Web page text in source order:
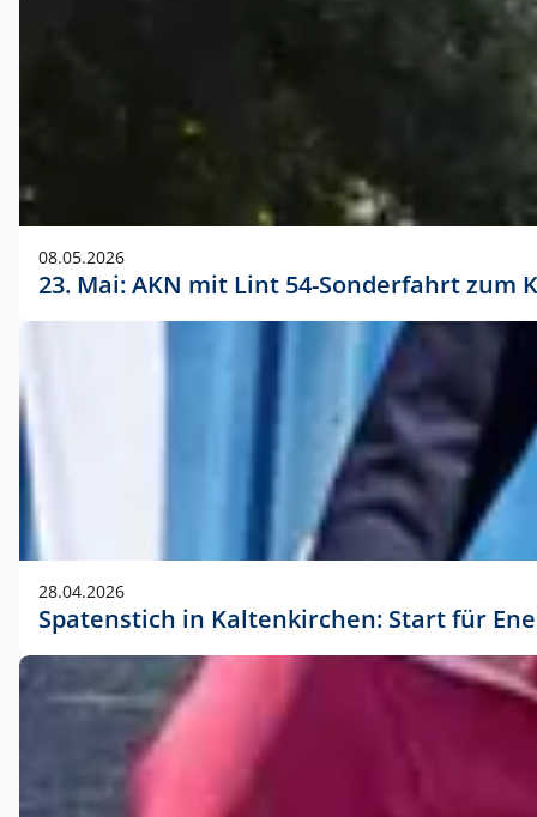
08.05.2026
23. Mai: AKN mit Lint 54-Sonderfahrt
28.04.2026
Spatenstich in Kaltenkirchen: Start für